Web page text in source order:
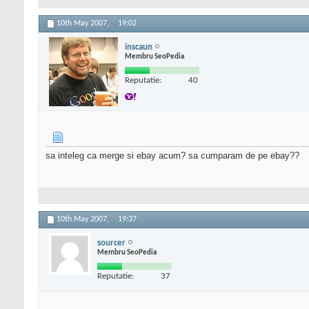
10th May 2007, 19:02
inscaun
Membru SeoPedia
Reputatie: 40
sa inteleg ca merge si ebay acum? sa cumparam de pe ebay??
10th May 2007, 19:37
sourcer
Membru SeoPedia
Reputatie: 37